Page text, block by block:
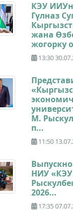
КЭУ
Гүлназ
жана
жогорку
13:30
М.
п...
11:50
НИУ
2026...
17:35